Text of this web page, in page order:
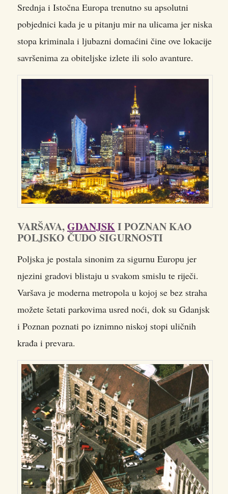
Srednja i Istočna Europa trenutno su apsolutni
pobjednici kada je u pitanju mir na ulicama jer niska
stopa kriminala i ljubazni domaćini čine ove lokacije
savršenima za obiteljske izlete ili solo avanture.
VARŠAVA,GDANJSKI POZNAN KAO
POLJSKO ČUDO SIGURNOSTI
Poljska je postala sinonim za sigurnu Europu jer
njezini gradovi blistaju u svakom smislu te riječi.
Varšava je moderna metropola u kojoj se bez straha
možete šetati parkovima usred noći, dok su Gdanjsk
i Poznan poznati po iznimno niskoj stopi uličnih
krađa i prevara.